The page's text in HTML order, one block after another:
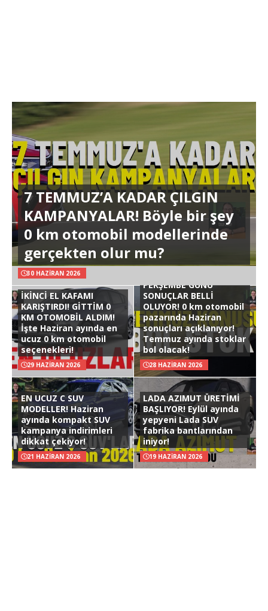
7 TEMMUZ’A KADAR ÇILGIN
KAMPANYALAR! Böyle bir şey
0 km otomobil modellerinde
gerçekten olur mu?
30 HAZIRAN 2026
İKİNCİ EL KAFAMI
KARIŞTIRDI! GİTTİM 0
KM OTOMOBİL ALDIM!
İşte Haziran ayında en
ucuz 0 km otomobil
seçenekleri!
29 HAZIRAN 2026
PERŞEMBE GÜNÜ
SONUÇLAR BELLİ
OLUYOR! 0 km otomobil
pazarında Haziran
sonuçları açıklanıyor!
Temmuz ayında stoklar
bol olacak!
28 HAZIRAN 2026
EN UCUZ C SUV
MODELLER! Haziran
ayında kompakt SUV
kampanya indirimleri
dikkat çekiyor!
21 HAZIRAN 2026
LADA AZIMUT ÜRETİMİ
BAŞLIYOR! Eylül ayında
yepyeni Lada SUV
fabrika bantlarından
iniyor!
19 HAZIRAN 2026